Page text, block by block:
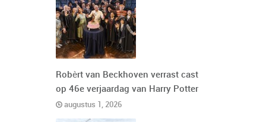
Robèrt van Beckhoven verrast cast
op 46e verjaardag van Harry Potter
augustus 1, 2026